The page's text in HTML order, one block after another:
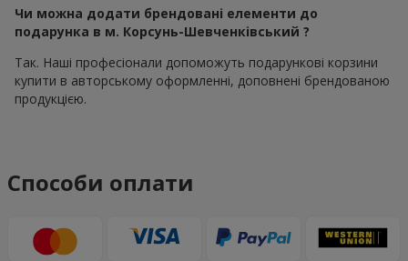
Чи можна додати брендовані елементи до
подарунка в м. Корсунь-Шевченківський ?
Так. Наші професіонали допоможуть подарункові корзини
купити в авторському оформленні, доповнені брендованою
продукцією.
Способи оплати